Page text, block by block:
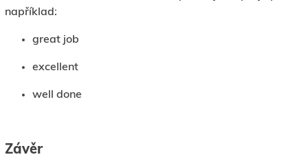
například:
great job
excellent
well done
Závěr